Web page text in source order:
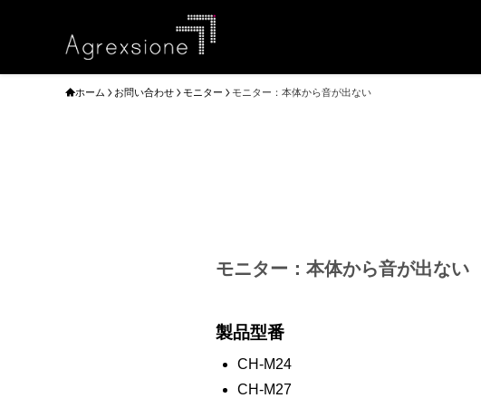
ホーム お問い合わせ モニター モニター：本体から音が出ない
モニター：本体から音が出ない
製品型番
CH-M24
CH-M27